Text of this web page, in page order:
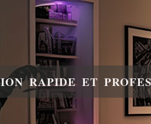
RAPIDE ET